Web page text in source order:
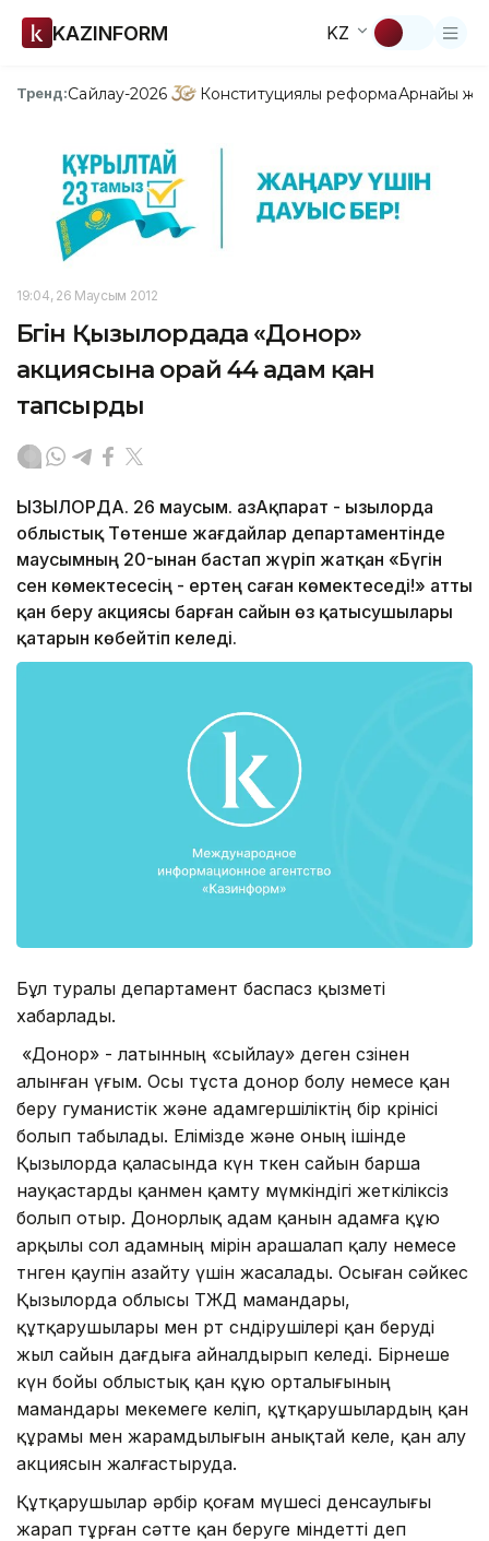
KAZINFORM KZ
Тренд:Сайлау-2026 Конституциялық реформаАрнайы
19:04, 26 Маусым 2012
Бүгін Қызылордада «Донор»
акциясына орай 44 адам қан
тапсырды
ҚЫЗЫЛОРДА. 26 маусым. ҚазАқпарат - Қызылорда
облыстық Төтенше жағдайлар департаментінде
маусымның 20-ынан бастап жүріп жатқан «Бүгін
сен көмектесесің - ертең саған көмектеседі!» атты
қан беру акциясы барған сайын өз қатысушылары
қатарын көбейтіп келеді.
Бұл туралы департамент баспасөз қызметі
хабарлады.
«Донор» - латынның «сыйлау» деген сөзінен
алынған үғым. Осы тұста донор болу немесе қан
беру гуманистік және адамгершіліктің бір көрінісі
болып табылады. Елімізде және оның ішінде
Қызылорда қаласында күн өткен сайын барша
науқастарды қанмен қамту мүмкіндігі жеткіліксіз
болып отыр. Донорлық адам қанын адамға құю
арқылы сол адамның өмірін арашалап қалу немесе
төнген қаупін азайту үшін жасалады. Осыған сәйкес
Қызылорда облысы ТЖД мамандары,
құтқарушылары мен өрт сөндірушілері қан беруді
жыл сайын дағдыға айналдырып келеді. Бірнеше
күн бойы облыстық қан құю орталығының
мамандары мекемеге келіп, құтқарушылардың қан
құрамы мен жарамдылығын анықтай келе, қан алу
акциясын жалғастыруда.
Құтқарушылар әрбір қоғам мүшесі денсаулығы
жарап тұрған сәтте қан беруге міндетті деп